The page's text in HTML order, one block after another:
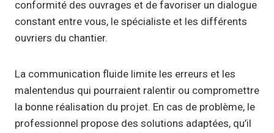
conformité des ouvrages et de favoriser un dialogue
constant entre vous, le spécialiste et les différents
ouvriers du chantier.
La communication fluide limite les erreurs et les
malentendus qui pourraient ralentir ou compromettre
la bonne réalisation du projet. En cas de problème, le
professionnel propose des solutions adaptées, qu’il